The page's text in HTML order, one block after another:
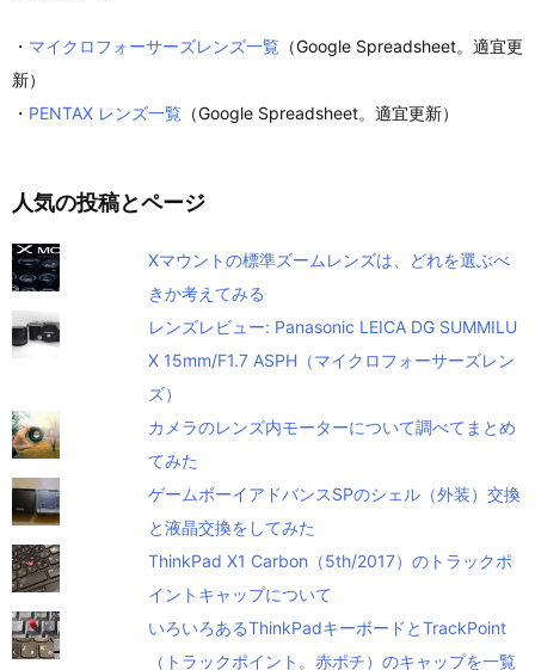
・ マイクロフォーサーズレンズ一覧 （Google Spreadsheet。適宜更
新）
・ PENTAX レンズ一覧 （Google Spreadsheet。適宜更新）
人気の投稿とページ
Xマウントの標準ズームレンズは、どれを選ぶべ
きか考えてみる
レンズレビュー: Panasonic LEICA DG SUMMILU
X 15mm/F1.7 ASPH（マイクロフォーサーズレン
ズ）
カメラのレンズ内モーターについて調べてまとめ
てみた
ゲームボーイアドバンスSPのシェル（外装）交換
と液晶交換をしてみた
ThinkPad X1 Carbon（5th/2017）のトラックポ
イントキャップについて
いろいろあるThinkPadキーボードとTrackPoint
（トラックポイント。赤ポチ）のキャップを一覧